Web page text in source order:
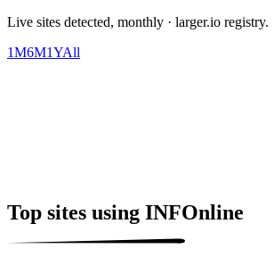
Live sites detected, monthly · larger.io registry.
1M6M1YAll
Top sites using INFOnline